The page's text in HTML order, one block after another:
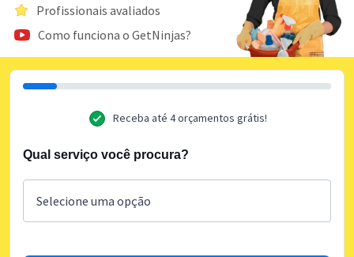
Profissionais avaliados
Como funciona o GetNinjas?
Receba até 4 orçamentos grátis!
Qual serviço você procura?